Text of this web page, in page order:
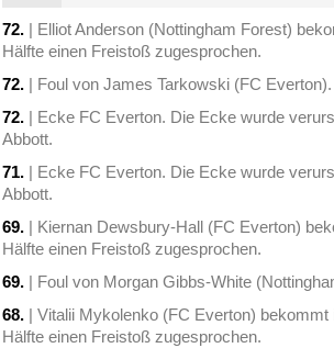
72. | Elliot Anderson (Nottingham Forest)
Hälfte einen Freistoß zugesprochen.
72. | Foul von James Tarkowski (FC Everton).
72. | Ecke FC Everton. Die Ecke wurde
Abbott.
71. | Ecke FC Everton. Die Ecke wurde
Abbott.
69. | Kiernan Dewsbury-Hall (FC Everton)
Hälfte einen Freistoß zugesprochen.
69. | Foul von Morgan Gibbs-White
68. | Vitalii Mykolenko (FC Everton) bekommt
Hälfte einen Freistoß zugesprochen.